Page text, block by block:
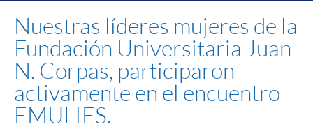
Nuestras líderes mujeres de la
Fundación Universitaria Juan
N. Corpas, participaron
activamente en el encuentro
EMULIES.